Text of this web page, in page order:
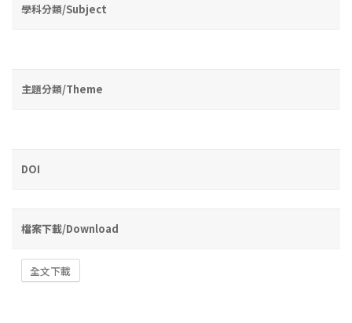
學科分類/Subject
主題分類/Theme
DOI
檔案下載/Download
全文下載